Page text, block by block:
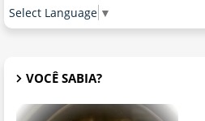
Select Language ▼
VOCÊ SABIA?